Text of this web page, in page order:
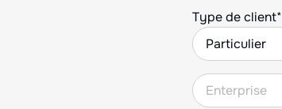
Type de client*